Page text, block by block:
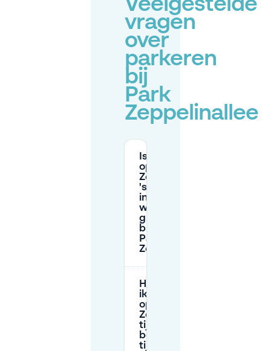
Veelgestelde
vragen
over
parkeren
bij
Park
Zeppelinallee
Is parkeren
op
Zeppelinallee
's avonds en
in het
weekend
gratis in de
buurt van
Park
Zeppelinallee?
Hoe lang kan
ik parkeren
op
Zeppelinallee
tijdens de
betaalde
tijd?